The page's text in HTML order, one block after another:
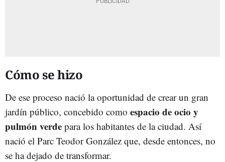
Cómo se hizo
De ese proceso nació la oportunidad de crear un gran
jardín público, concebido como espacio de ocio y
pulmón verde para los habitantes de la ciudad. Así
nació el Parc Teodor González que, desde entonces, no
se ha dejado de transformar.